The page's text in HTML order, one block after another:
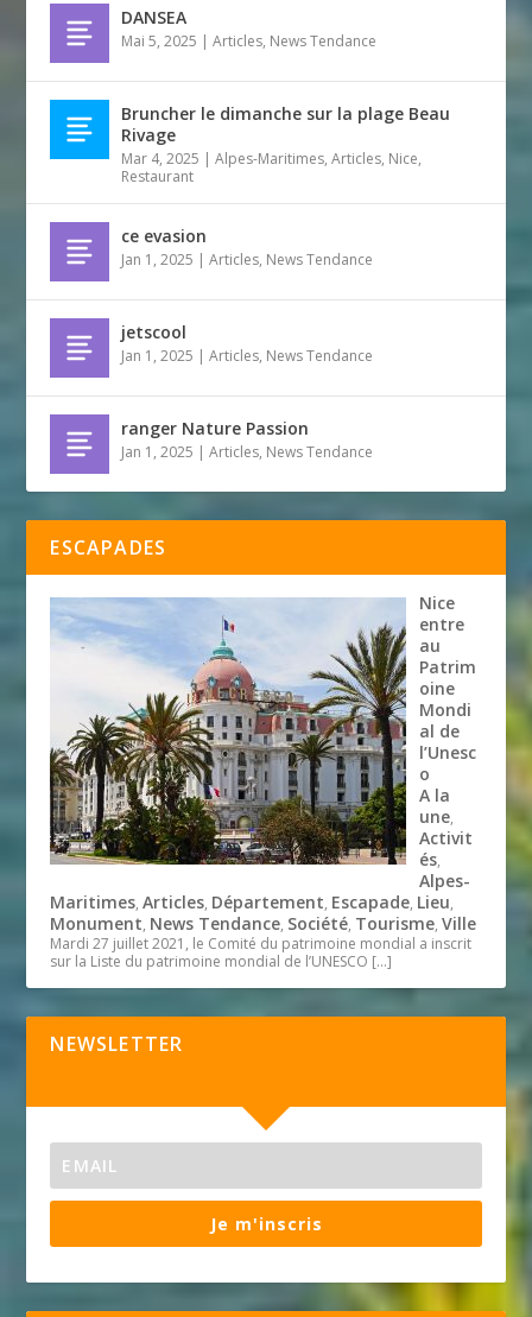
DANSEA
Mai 5, 2025 |Articles, News Tendance
Bruncher le dimanche sur la plage Beau
Rivage
Mar 4, 2025 |Alpes-Maritimes,Articles, Nice,
Restaurant
ce evasion
Jan 1, 2025 |Articles, News Tendance
jetscool
Jan 1, 2025 |Articles, News Tendance
ranger Nature Passion
Jan 1, 2025 |Articles, News Tendance
ESCAPADES
Nice
entre
au
Patrim
oine
Mondi
al de
l’Unesc
o
A la
une,
Activit
és,
Alpes-
Maritimes,Articles, Département, Escapade, Lieu,
Monument, News Tendance, Société, Tourisme,Ville
Mardi 27 juillet 2021, le Comité du patrimoine mondial a inscrit
sur la Liste du patrimoine mondial de l’UNESCO […]
NEWSLETTER
Je m'inscris